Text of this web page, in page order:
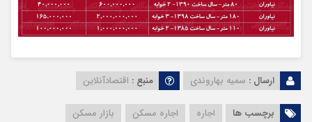
ارسال : سمیه بهاروندی منبع : اقتصادآنلاین
برچسب ها اجاره اجاره مسکن
بازار مسکن